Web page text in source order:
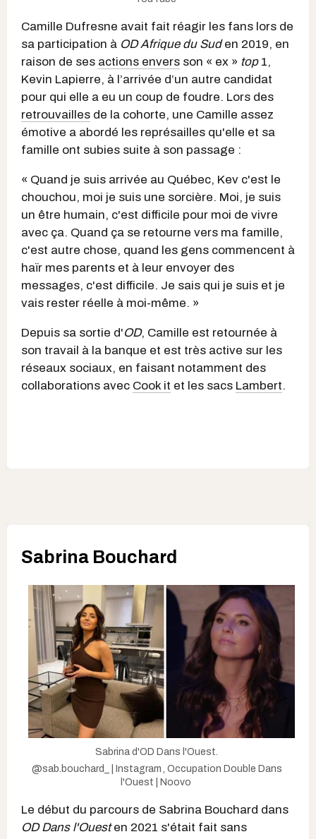
Camille Dufresne avait fait réagir les fans lors de
sa participation à OD Afrique du Suden 2019, en
raison de ses actions envers son « ex » top1,
Kevin Lapierre, à l’arrivée d’un autre candidat
pour qui elle a eu un coup de foudre. Lors des
retrouvailles de la cohorte, une Camille assez
émotive a abordé les représailles qu'elle et sa
famille ont subies suite à son passage :
« Quand je suis arrivée au Québec, Kev c'est le
chouchou, moi je suis une sorcière. Moi, je suis
un être humain, c'est difficile pour moi de vivre
avec ça. Quand ça se retourne vers ma famille,
c'est autre chose, quand les gens commencent à
haïr mes parents et à leur envoyer des
messages, c'est difficile. Je sais qui je suis et je
vais rester réelle à moi-même. »
Depuis sa sortie d'OD, Camille est retournée à
son travail à la banque et est très active sur les
réseaux sociaux, en faisant notamment des
collaborations avec Cook it et les sacs Lambert.
Sabrina Bouchard
Sabrina d'OD Dans l'Ouest.
@sab.bouchard_ | Instagram , Occupation Double Dans
l'Ouest | Noovo
Le début du parcours de Sabrina Bouchard dans
OD Dans l'Ouesten 2021 s'était fait sans